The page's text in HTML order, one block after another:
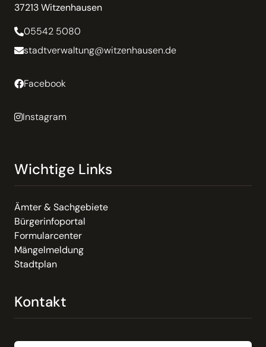
37213 Witzenhausen
05542 5080
stadtverwaltung@witzenhausen.de
Facebook
Instagram
Wichtige Links
Ämter & Sachgebiete
Bürgerinfoportal
Formularcenter
Mängelmeldung
Stadtplan
Kontakt